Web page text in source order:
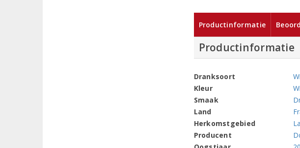
Productinformatie
Productinformatie
Dranksoort
Kleur
Smaak
Land
Herkomstgebied
Producent